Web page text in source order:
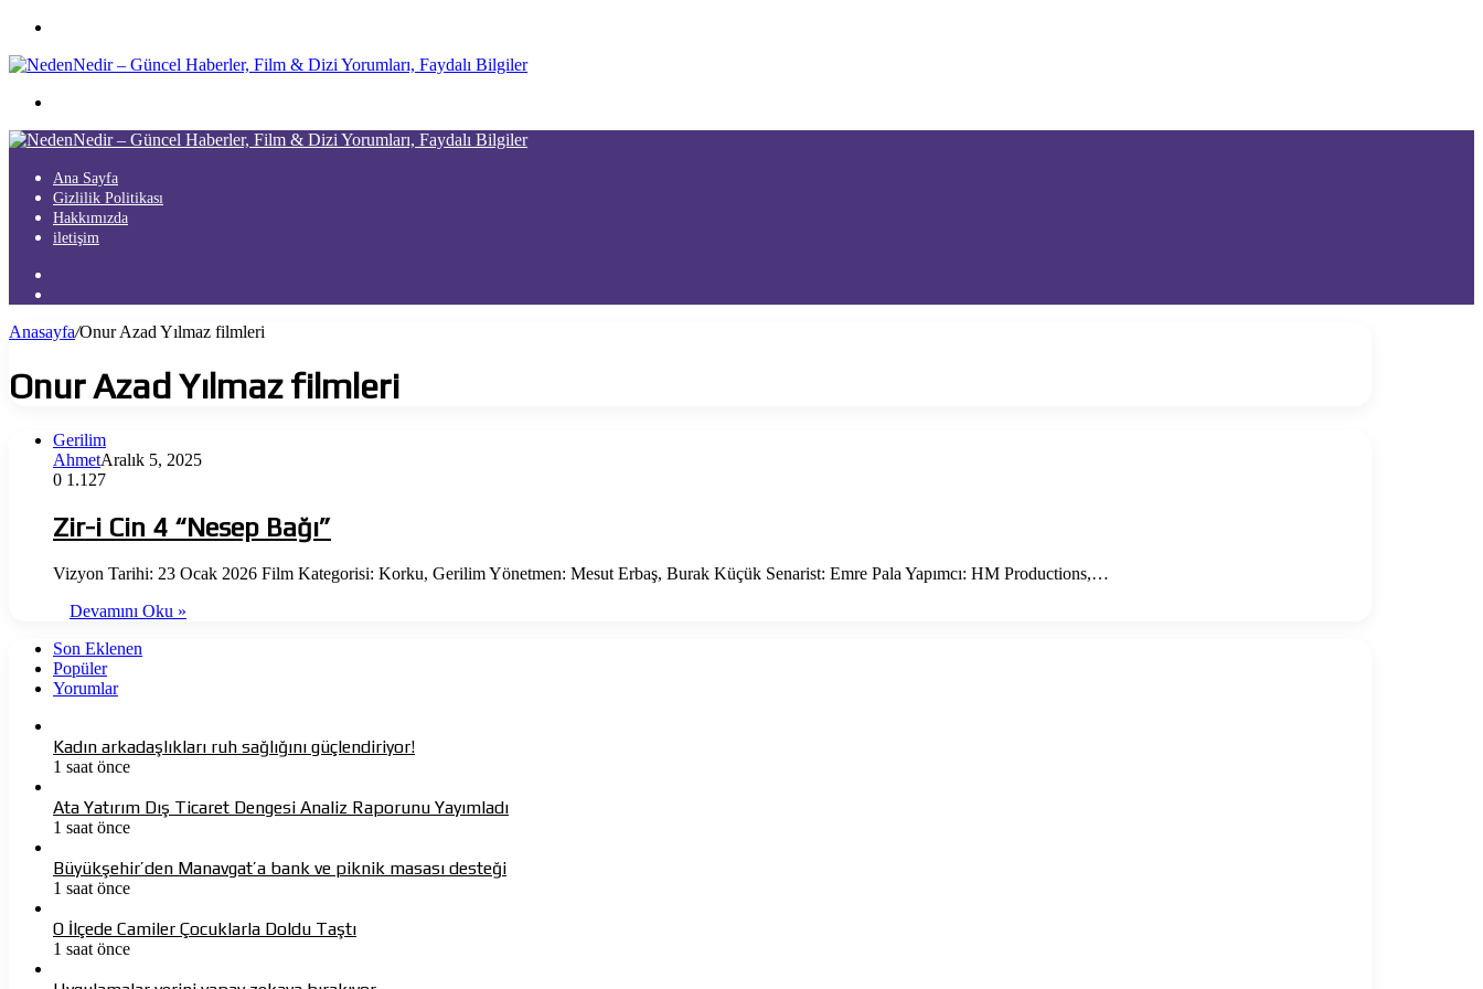
...
Ana Sayfa
Gizlilik Politikası
Hakkımızda
iletişim
...
Anasayfa/Onur Azad Yılmaz filmleri
Onur Azad Yılmaz filmleri
Gerilim
AhmetAralık 5, 2025
0 1.127
Zir-i Cin 4 “Nesep Bağı”
Vizyon Tarihi: 23 Ocak 2026 Film Kategorisi: Korku, Gerilim Yönetmen: Mesut Erbaş, Burak Küçük Senarist: Emre Pala Yapımcı: HM Productions,…
Devamını Oku »
Son Eklenen
Popüler
Yorumlar
Kadın arkadaşlıkları ruh sağlığını güçlendiriyor!
1 saat önce
Ata Yatırım Dış Ticaret Dengesi Analiz Raporunu Yayımladı
1 saat önce
Büyükşehir’den Manavgat’a bank ve piknik masası desteği
1 saat önce
O İlçede Camiler Çocuklarla Doldu Taştı
1 saat önce